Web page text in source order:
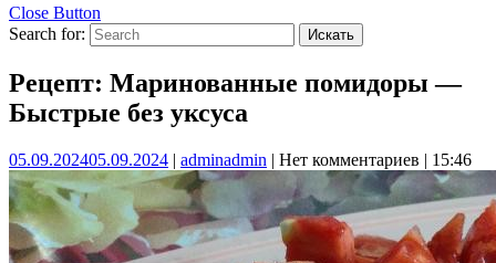
Close Button
Search for:
Рецепт: Маринованные помидоры —
Быстрые без уксуса
05.09.202405.09.2024 | adminadmin | Нет комментариев | 15:46